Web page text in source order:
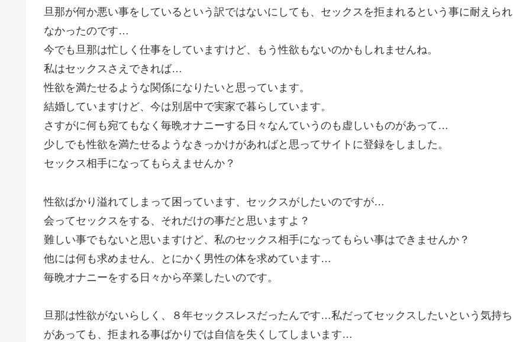
旦那が何か悪い事をしているという訳ではないにしても、セックスを拒まれるという事に耐えられ
なかったのです…
今でも旦那は忙しく仕事をしていますけど、もう性欲もないのかもしれませんね。
私はセックスさえできれば…
性欲を満たせるような関係になりたいと思っています。
結婚していますけど、今は別居中で実家で暮らしています。
さすがに何も宛てもなく毎晩オナニーする日々なんていうのも虚しいものがあって…
少しでも性欲を満たせるようなきっかけがあればと思ってサイトに登録をしました。
セックス相手になってもらえませんか？
性欲ばかり溢れてしまって困っています、セックスがしたいのですが…
会ってセックスをする、それだけの事だと思いますよ？
難しい事でもないと思いますけど、私のセックス相手になってもらい事はできませんか？
他には何も求めません、とにかく男性の体を求めています…
毎晩オナニーをする日々から卒業したいのです。
旦那は性欲がないらしく、８年セックスレスだったんです…私だってセックスしたいという気持ち
があっても、拒まれる事ばかりでは自信を失くしてしまいます…